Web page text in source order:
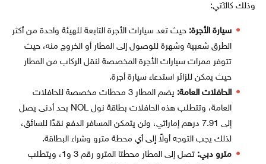
وذلك كالآتي:
سيارة الأجرة: حيث تعد سيارات الأجرة التابعة للهيئة واحدة من أكثر
الطرق شعبية وشهرة للوصول إلى المطار أو الخروج منه، حيث
تتوفر ممرات سيارات الأجرة المخصصة لنقل الركاب من المطار
حيث يمكن للزائر استدعاء سيارة أجرة.
الحافلات العامة:
يضم المطار 3 محطات مخصصة للحافلات
العامة، وتتطلب هذه الحافلات بطاقة نول NOL بحد أدنى يصل
إلى 7.91 درهم إماراتي، ولن يتمكن المسافر الدفع نقدًا للسائق،
لذلك يجب التوجه أولاً إلى أي محطة مترو وشراء البطاقة.
مترو دبي:
تصل إلى المطار محطتا المترو رقم 3 و1، ويتطلب